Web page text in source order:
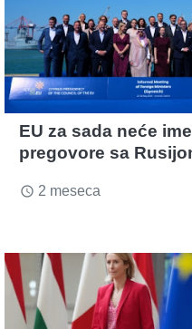
EU za sada neće
pregovore sa
access_time 2 meseca